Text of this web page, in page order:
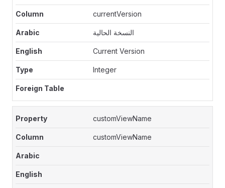
currentVersion
النسخة الحالية
Current Version
Integer
customViewName
customViewName